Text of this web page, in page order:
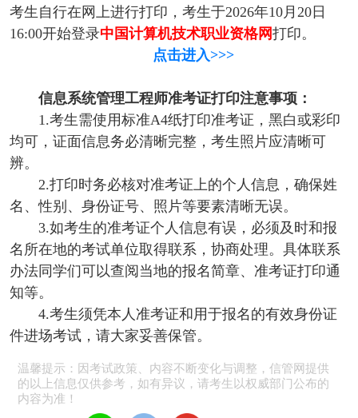
考生自行在网上进行打印，考生于2026年10月20日
16:00开始登录中国计算机技术职业资格网打印。
点击进入>>>
信息系统管理工程师准考证打印注意事项：
1.考生需使用标准A4纸打印准考证，黑白或彩印
均可，证面信息务必清晰完整，考生照片应清晰可
辨。
2.打印时务必核对准考证上的个人信息，确保姓
名、性别、身份证号、照片等要素清晰无误。
3.如考生的准考证个人信息有误，必须及时和报
名所在地的考试单位取得联系，协商处理。具体联系
办法同学们可以查阅当地的报名简章、准考证打印通
知等。
4.考生须凭本人准考证和用于报名的有效身份证
件进场考试，请大家妥善保管。
温馨提示：因考试政策、内容不断变化与调整，信管网提供
的以上信息仅供参考，如有异议，请考生以权威部门公布的
内容为准！